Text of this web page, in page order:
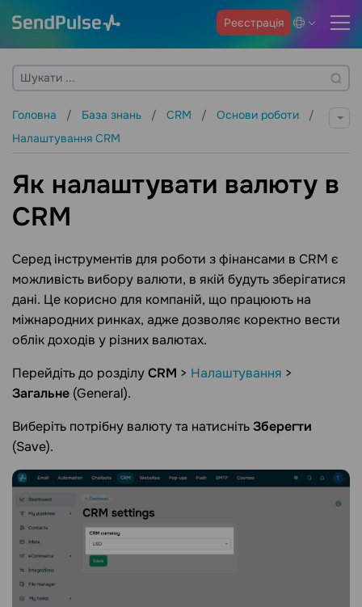
Реєстрація
Головна База знань CRM
Основи роботи
Налаштування CRM
Як налаштувати валюту в
CRM
Серед інструментів для роботи з фінансами в CRM є
можливість вибору валюти, в якій будуть зберігатися
дані. Це корисно для компаній, що працюють на
міжнародних ринках, адже дозволяє коректно вести
облік доходів у різних валютах.
Перейдіть до розділуCRM > Налаштування >
Загальне (General).
Виберіть потрібну валюту та натиснітьЗберегти
(Save).